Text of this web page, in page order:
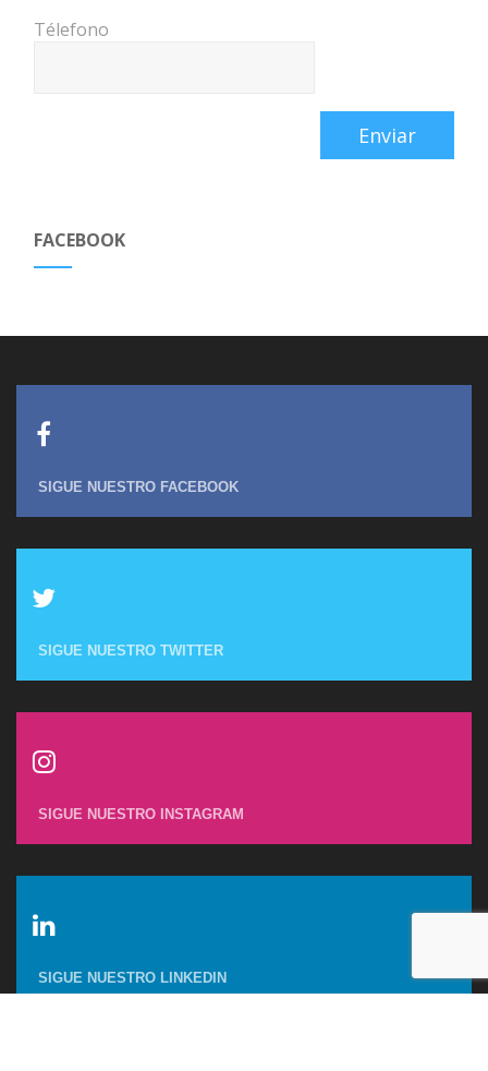
Télefono
FACEBOOK
SIGUE NUESTRO
SIGUE NUESTRO
SIGUE NUESTRO
SIGUE NUESTRO